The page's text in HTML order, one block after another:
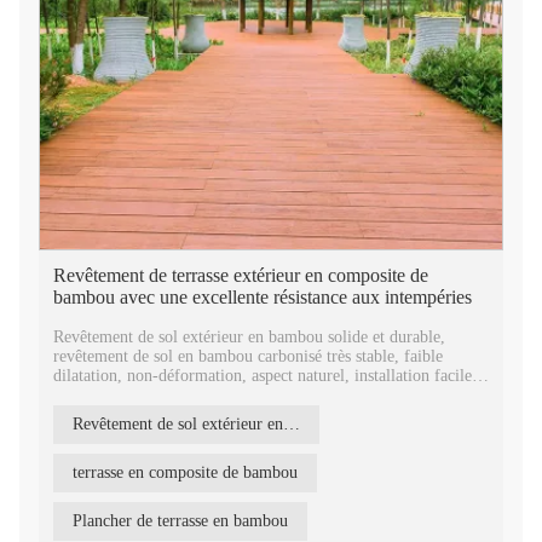
Revêtement de terrasse extérieur en composite de
bambou avec une excellente résistance aux intempéries
Revêtement de sol extérieur en bambou solide et durable,
revêtement de sol en bambou carbonisé très stable, faible
dilatation, non-déformation, aspect naturel, installation facile
Avantages :
FSC/SGS/ISO/INTERTEK/EPH/RISE, support d'échantillons
Application:
Revêtement de sol extérieur en bambou
terrasse en composite de bambou
Plancher de terrasse en bambou